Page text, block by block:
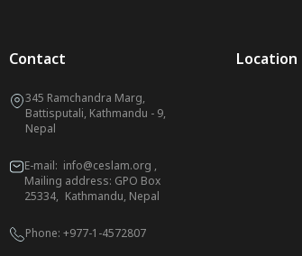
Contact
345 Ramchandra Marg,
Battisputali, Kathmandu - 9,
Nepal
E-mail: info@ceslam.org ,
Mailing address: GPO Box
25334, Kathmandu, Nepal
Phone: +977-1-4572807
Location